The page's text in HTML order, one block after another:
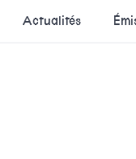
Actualités